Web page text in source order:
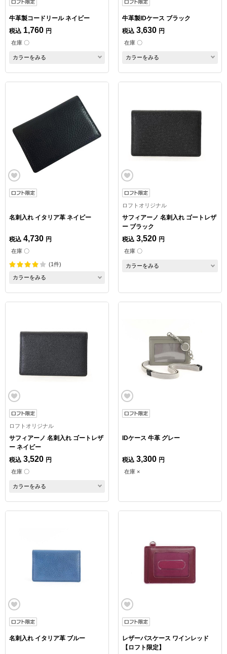
牛革製コードリール ネイビー
税込 1,760 円
在庫 〇
カラーをみる
牛革製IDケース ブラック
税込 3,630 円
在庫 〇
カラーをみる
名刺入れ イタリア革 ネイビー
税込 4,730 円
在庫 〇
(1件)
カラーをみる
ロフトオリジナル
サフィアーノ 名刺入れ ゴートレザ
ー ブラック
税込 3,520 円
在庫 〇
カラーをみる
ロフトオリジナル
サフィアーノ 名刺入れ ゴートレザ
ー ネイビー
税込 3,520 円
在庫 〇
カラーをみる
IDケース 牛革 グレー
税込 3,300 円
在庫 ×
名刺入れ イタリア革 ブルー
レザーパスケース ワインレッド
【ロフト限定】